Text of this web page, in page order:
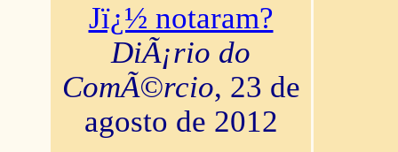
Jï¿½ notaram?
DiÃ¡rio do
ComÃ©rcio, 23 de
agosto de 2012